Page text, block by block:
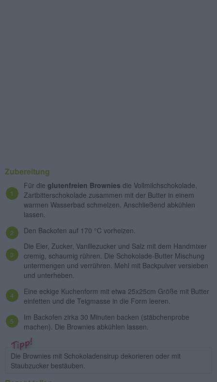
Zubereitung
Für die glutenfreien Brownies die Vollmilchschokolade,
Zartbitterschokolade zusammen mit der Butter in einem
warmen Wasserbad schmelzen. Anschließend abkühlen
lassen.
Den Backofen auf 170 °C vorheizen.
Die Eier, Zucker, Vanillezucker und Salz mit dem Handmixer
cremig, schaumig rühren. Die Schokolade-Butter Mischung
untermengen und verrühren. Mehl mit Backpulver versieben
und unterheben.
Eine eckige Kuchenform mit etwa 25x25cm Größe mit Butter
einfetten und die Teigmasse in die Form leeren.
Im Backofen zirka 30 Minuten backen (stäbchenprobe
machen). Die Brownies abkühlen lassen.
Die Brownies mit Schokoladensirup dekorieren oder mit
Staubzucker bestäuben.